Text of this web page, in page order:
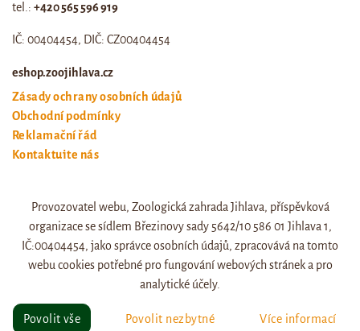
tel.: +420 565 596 919
IČ: 00404454, DIČ: CZ00404454
eshop.zoojihlava.cz
Zásady ochrany osobních údajů
Obchodní podmínky
Reklamační řád
Kontaktujte nás
Web zoo jihlava
Otevírací doba a ceník
© eshop.zoojihlava.cz, vytvořil
Provozovatel webu, Zoologická zahrada Jihlava, příspěvková
organizace se sídlem Březinovy sady 5642/10 586 01 Jihlava 1,
IČ:00404454, jako správce osobních údajů, zpracovává na tomto
webu cookies potřebné pro fungování webových stránek a pro
analytické účely.
Povolit vše Povolit nezbytné Více informací